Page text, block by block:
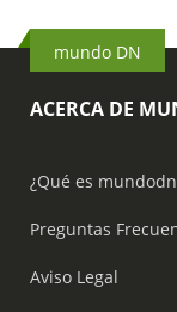
mundo DN
ACERCA DE
¿Qué es
Preguntas
Aviso Legal